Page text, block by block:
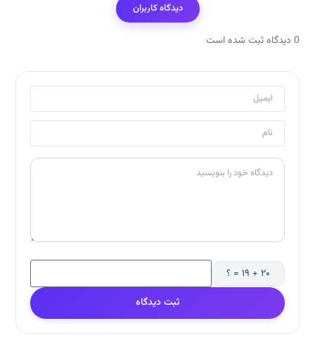
دیدگاه کاربران
0 دیدگاه ثبت شده است
ثبت دیدگاه
۲۰ + ۱۹ = ؟